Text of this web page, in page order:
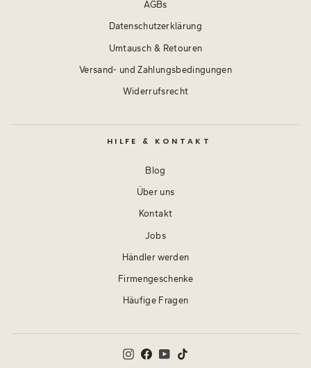
AGBs
Datenschutzerklärung
Umtausch & Retouren
Versand- und Zahlungsbedingungen
Widerrufsrecht
HILFE & KONTAKT
Blog
Über uns
Kontakt
Jobs
Händler werden
Firmengeschenke
Häufige Fragen
InstagramFacebook
YouTube